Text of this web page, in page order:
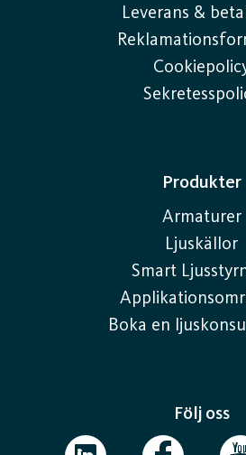
Leverans &
Produkter
Armaturer
Ljuskällor
Smart
Boka en
Följ oss